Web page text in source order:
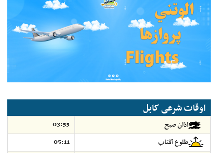
اوقات شرعی کابل
اذان صبح
03:55
طلوع آفتاب
05:11